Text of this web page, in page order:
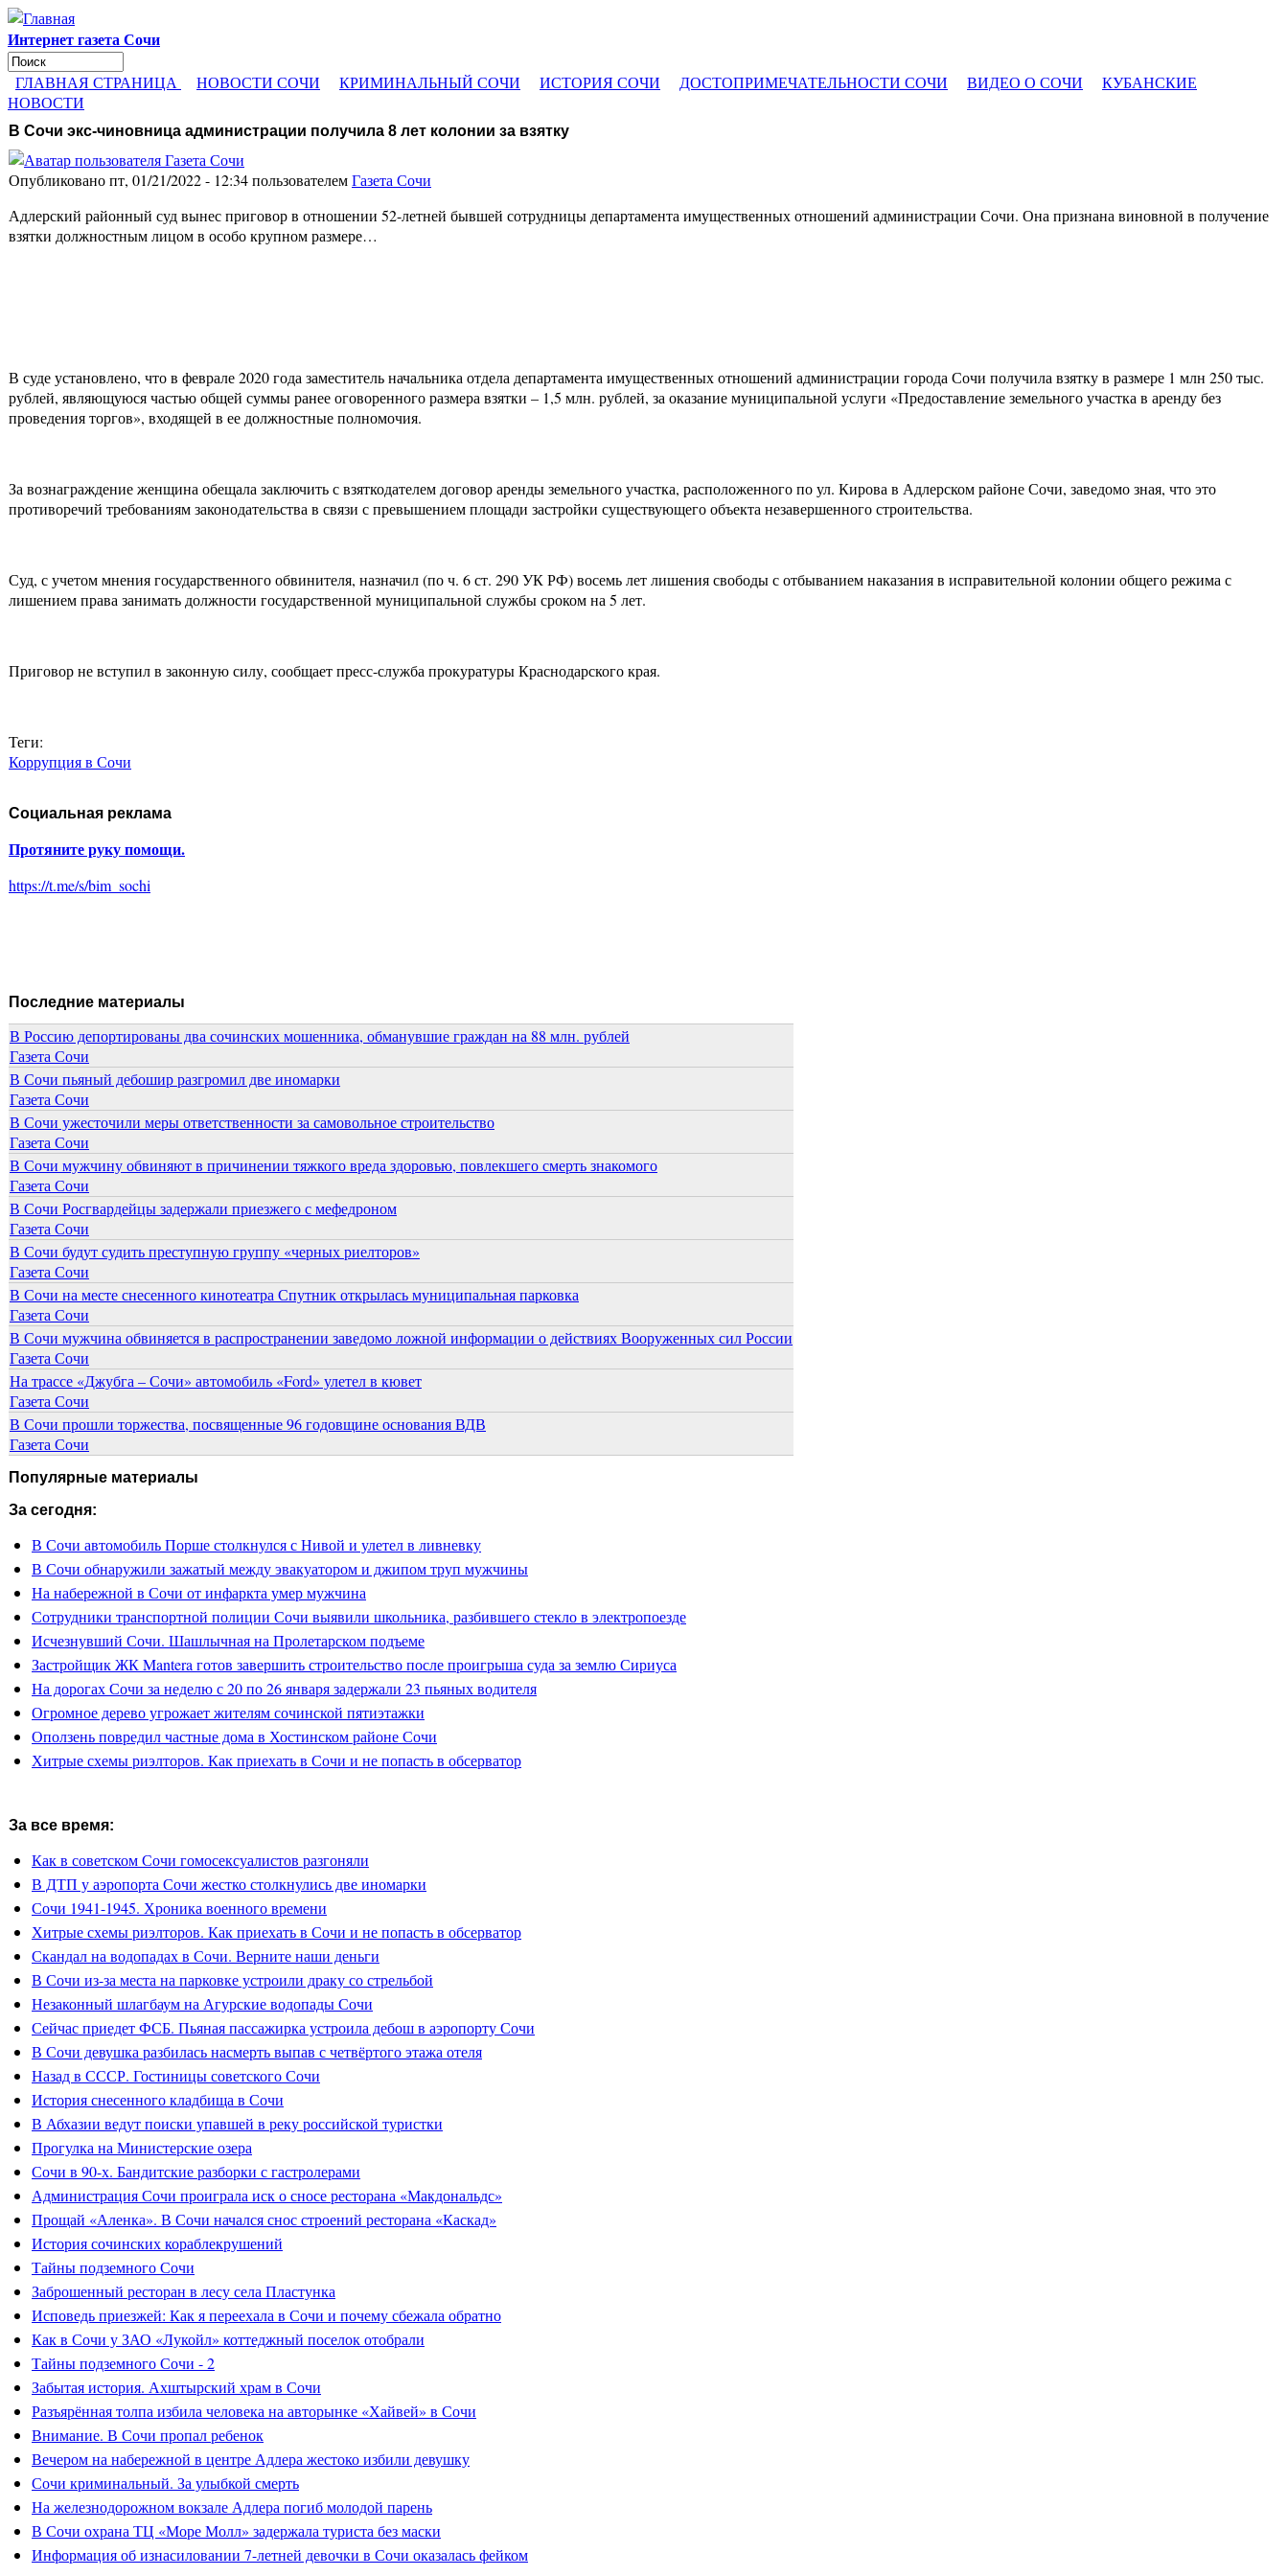
Перейти к основному содержанию
Интернет газета Сочи
Форма поиска
Поиск
ГЛАВНАЯ СТРАНИЦА НОВОСТИ СОЧИ КРИМИНАЛЬНЫЙ СОЧИ ИСТОРИЯ СОЧИ ДОСТОПРИМЕЧАТЕЛЬНОСТИ СОЧИ ВИДЕО О СОЧИ
КУБАНСКИЕ
НОВОСТИ
В Сочи экс-чиновница администрации получила 8 лет колонии за взятку
Опубликовано пт, 01/21/2022 - 12:34 пользователемГазета Сочи
Адлерский районный суд вынес приговор в отношении 52-летней бывшей сотрудницы департамента имущественных отношений администрации Сочи. Она признана виновной в получение
взятки должностным лицом в особо крупном размере…
В суде установлено, что в феврале 2020 года заместитель начальника отдела департамента имущественных отношений администрации города Сочи получила взятку в размере 1 млн 250 тыс.
рублей, являющуюся частью общей суммы ранее оговоренного размера взятки – 1,5 млн. рублей, за оказание муниципальной услуги «Предоставление земельного участка в аренду без
проведения торгов», входящей в ее должностные полномочия.
За вознаграждение женщина обещала заключить с взяткодателем договор аренды земельного участка, расположенного по ул. Кирова в Адлерском районе Сочи, заведомо зная, что это
противоречий требованиям законодательства в связи с превышением площади застройки существующего объекта незавершенного строительства.
Суд, с учетом мнения государственного обвинителя, назначил (по ч. 6 ст. 290 УК РФ) восемь лет лишения свободы с отбыванием наказания в исправительной колонии общего режима с
лишением права занимать должности государственной муниципальной службы сроком на 5 лет.
Приговор не вступил в законную силу, сообщает пресс-служба прокуратуры Краснодарского края.
Теги:
Коррупция в Сочи
Социальная реклама
Протяните руку помощи.
https://t.me/s/bim_sochi
Последние материалы
В Россию депортированы два сочинских мошенника, обманувшие граждан на 88 млн. рублей
Газета Сочи
В Сочи пьяный дебошир разгромил две иномарки
Газета Сочи
В Сочи ужесточили меры ответственности за самовольное строительство
Газета Сочи
В Сочи мужчину обвиняют в причинении тяжкого вреда здоровью, повлекшего смерть знакомого
Газета Сочи
В Сочи Росгвардейцы задержали приезжего с мефедроном
Газета Сочи
В Сочи будут судить преступную группу «черных риелторов»
Газета Сочи
В Сочи на месте снесенного кинотеатра Спутник открылась муниципальная парковка
Газета Сочи
В Сочи мужчина обвиняется в распространении заведомо ложной информации о действиях Вооруженных сил России
Газета Сочи
На трассе «Джубга – Сочи» автомобиль «Ford» улетел в кювет
Газета Сочи
В Сочи прошли торжества, посвященные 96 годовщине основания ВДВ
Газета Сочи
Популярные материалы
За сегодня:
В Сочи автомобиль Порше столкнулся с Нивой и улетел в ливневку
В Сочи обнаружили зажатый между эвакуатором и джипом труп мужчины
На набережной в Сочи от инфаркта умер мужчина
Сотрудники транспортной полиции Сочи выявили школьника, разбившего стекло в электропоезде
Исчезнувший Сочи. Шашлычная на Пролетарском подъеме
Застройщик ЖК Mantera готов завершить строительство после проигрыша суда за землю Сириуса
На дорогах Сочи за неделю с 20 по 26 января задержали 23 пьяных водителя
Огромное дерево угрожает жителям сочинской пятиэтажки
Оползень повредил частные дома в Хостинском районе Сочи
Хитрые схемы риэлторов. Как приехать в Сочи и не попасть в обсерватор
За все время:
Как в советском Сочи гомосексуалистов разгоняли
В ДТП у аэропорта Сочи жестко столкнулись две иномарки
Сочи 1941-1945. Хроника военного времени
Хитрые схемы риэлторов. Как приехать в Сочи и не попасть в обсерватор
Скандал на водопадах в Сочи. Верните наши деньги
В Сочи из-за места на парковке устроили драку со стрельбой
Незаконный шлагбаум на Агурские водопады Сочи
Сейчас приедет ФСБ. Пьяная пассажирка устроила дебош в аэропорту Сочи
В Сочи девушка разбилась насмерть выпав с четвёртого этажа отеля
Назад в СССР. Гостиницы советского Сочи
История снесенного кладбища в Сочи
В Абхазии ведут поиски упавшей в реку российской туристки
Прогулка на Министерские озера
Сочи в 90-х. Бандитские разборки с гастролерами
Администрация Сочи проиграла иск о сносе ресторана «Макдональдс»
Прощай «Аленка». В Сочи начался снос строений ресторана «Каскад»
История сочинских кораблекрушений
Тайны подземного Сочи
Заброшенный ресторан в лесу села Пластунка
Исповедь приезжей: Как я переехала в Сочи и почему сбежала обратно
Как в Сочи у ЗАО «Лукойл» коттеджный поселок отобрали
Тайны подземного Сочи - 2
Забытая история. Ахштырский храм в Сочи
Разъярённая толпа избила человека на авторынке «Хайвей» в Сочи
Внимание. В Сочи пропал ребенок
Вечером на набережной в центре Адлера жестоко избили девушку
Сочи криминальный. За улыбкой смерть
На железнодорожном вокзале Адлера погиб молодой парень
В Сочи охрана ТЦ «Море Молл» задержала туриста без маски
Информация об изнасиловании 7-летней девочки в Сочи оказалась фейком